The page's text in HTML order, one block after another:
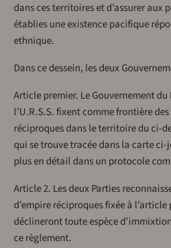
dans ces territoires et d’assurer aux
établies une existence pacifique
ethnique.
Dans ce dessein, les deux
Article premier. Le Gouvernement
l’U.R.S.S. fixent comme frontière
réciproques dans le territoire du ci-
qui se trouve tracée dans la carte
plus en détail dans un protocole
Article 2. Les deux Parties
d’empire réciproques fixée à
déclineront toute espèce
ce règlement.